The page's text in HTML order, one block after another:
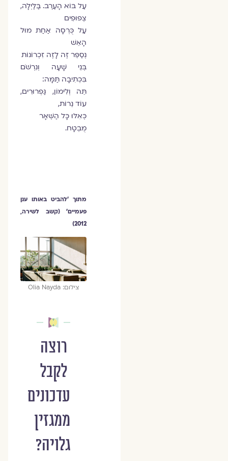
עַל בּוֹא הָעֶרֶב. בַּלַּיְלָה,
צְפוּפִים
עַל כֻּרְסָה אַחַת מוּל
הָאֵשׁ
נְסַפֵּר זֶה לָזֶה זִכְרוֹנוֹת
בְּנֵי שָׁעָה וְנִרְשֹׁם
בִּכְתִיבָה תַּמָּה:
תֵּה וְלִימוֹן, גַּפְרוּרִים,
עוֹד נֵרוֹת,
כְּאִלּוּ כָּל הַשְּׁאָר
מֻבְטָח.
מתוך 'להביט באותו ענן
פעמיים' (קשב לשירה,
2012)
צילום: Olia Nayda
רוצה
לקבל
עדכונים
ממגזין
גלויה?